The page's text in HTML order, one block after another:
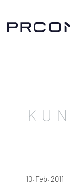
10. Feb. 2011